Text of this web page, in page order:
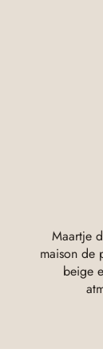
Maartje
maison de
beige